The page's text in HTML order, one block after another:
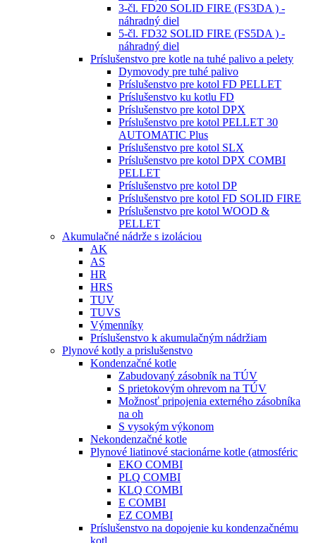
3-čl. FD20 SOLID FIRE (FS3DA ) -
náhradný diel
5-čl. FD32 SOLID FIRE (FS5DA ) -
náhradný diel
Príslušenstvo pre kotle na tuhé palivo a pelety
Dymovody pre tuhé palivo
Príslušenstvo pre kotol FD PELLET
Príslušenstvo ku kotlu FD
Príslušenstvo pre kotol DPX
Príslušenstvo pre kotol PELLET 30
AUTOMATIC Plus
Príslušenstvo pre kotol SLX
Príslušenstvo pre kotol DPX COMBI
PELLET
Príslušenstvo pre kotol DP
Príslušenstvo pre kotol FD SOLID FIRE
Príslušenstvo pre kotol WOOD &
PELLET
Akumulačné nádrže s izoláciou
AK
AS
HR
HRS
TUV
TUVS
Výmenníky
Príslušenstvo k akumulačným nádržiam
Plynové kotly a prislušenstvo
Kondenzačné kotle
Zabudovaný zásobník na TÚV
S prietokovým ohrevom na TÚV
Možnosť pripojenia externého zásobníka
na oh
S vysokým výkonom
Nekondenzačné kotle
Plynové liatinové stacionárne kotle (atmosféric
EKO COMBI
PLQ COMBI
KLQ COMBI
E COMBI
EZ COMBI
Príslušenstvo na dopojenie ku kondenzačnému
kotl